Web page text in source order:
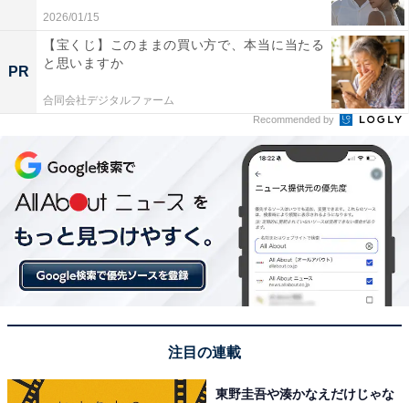
2026/01/15
PR
【宝くじ】このままの買い方で、本当に当たる
と思いますか
合同会社デジタルファーム
Recommended by
注目の連載
東野圭吾や湊かなえだけじゃな